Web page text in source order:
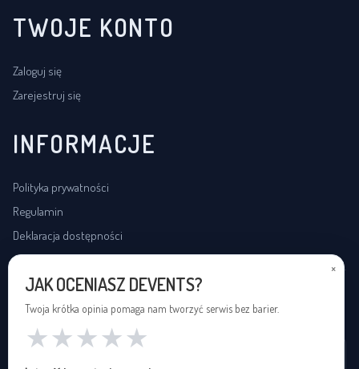
TWOJE KONTO
Zaloguj się
Zarejestruj się
INFORMACJE
Polityka prywatności
Regulamin
Deklaracja dostępności
USŁUGI DOSTĘPNOŚCI
×
JAK OCENIASZ DEVENTS?
Twoja krótka opinia pomaga nam tworzyć serwis bez barier.
★
★
★
★
★